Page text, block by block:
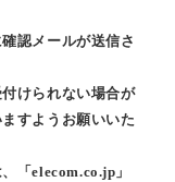
認メールが送信さ
けられない場合が
すようお願いいた
「elecom.co.jp」